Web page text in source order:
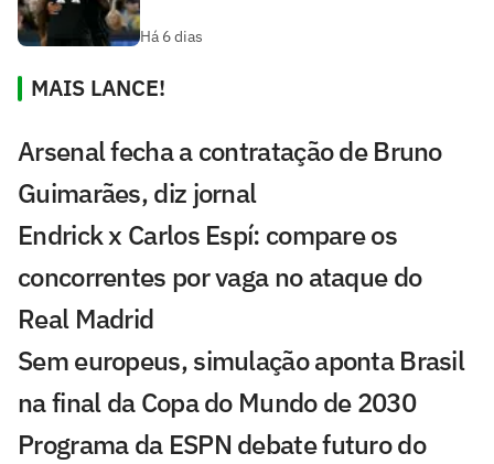
Há 6 dias
MAIS LANCE!
Arsenal fecha a contratação de Bruno
Guimarães, diz jornal
Endrick x Carlos Espí: compare os
concorrentes por vaga no ataque do
Real Madrid
Sem europeus, simulação aponta Brasil
na final da Copa do Mundo de 2030
Programa da ESPN debate futuro do